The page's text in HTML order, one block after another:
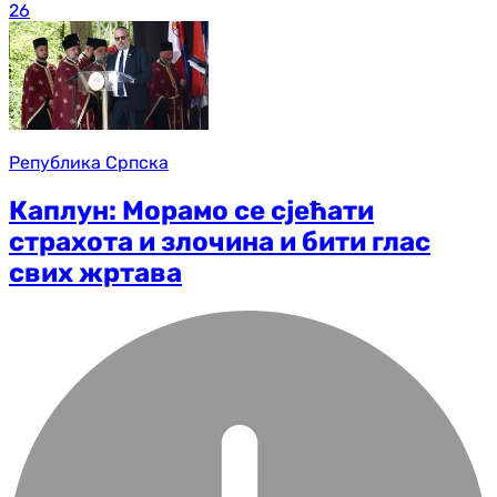
26
Република Српска
Каплун: Морамо се сјећати
страхота и злочина и бити глас
свих жртава